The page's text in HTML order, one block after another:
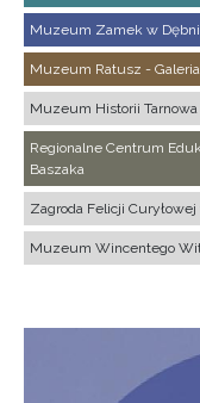
Muzeum Zamek w
Muzeum Ratusz -
Muzeum Historii
Regionalne Centrum
Baszaka
Zagroda Felicji
Muzeum Wincentego